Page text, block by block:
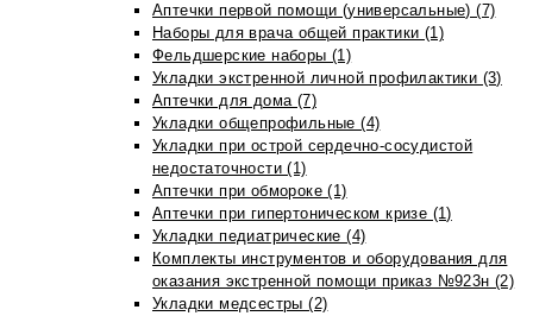
Аптечки первой помощи (универсальные) (7)
Наборы для врача общей практики (1)
Фельдшерские наборы (1)
Укладки экстренной личной профилактики (3)
Аптечки для дома (7)
Укладки общепрофильные (4)
Укладки при острой сердечно-сосудистой
недостаточности (1)
Аптечки при обмороке (1)
Аптечки при гипертоническом кризе (1)
Укладки педиатрические (4)
Комплекты инструментов и оборудования для
оказания экстренной помощи приказ №923н (2)
Укладки медсестры (2)